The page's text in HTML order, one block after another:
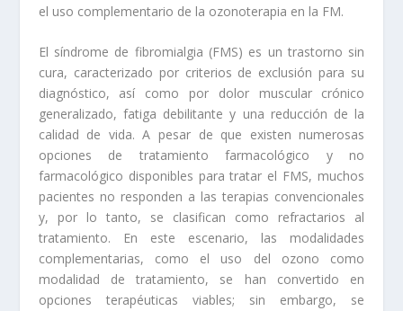
el uso complementario de la ozonoterapia en la FM.
El síndrome de fibromialgia (FMS) es un trastorno sin
cura, caracterizado por criterios de exclusión para su
diagnóstico, así como por dolor muscular crónico
generalizado, fatiga debilitante y una reducción de la
calidad de vida. A pesar de que existen numerosas
opciones de tratamiento farmacológico y no
farmacológico disponibles para tratar el FMS, muchos
pacientes no responden a las terapias convencionales
y, por lo tanto, se clasifican como refractarios al
tratamiento. En este escenario, las modalidades
complementarias, como el uso del ozono como
modalidad de tratamiento, se han convertido en
opciones terapéuticas viables; sin embargo, se